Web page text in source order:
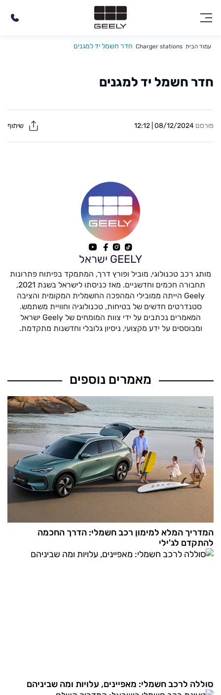
עמוד הבית Charger stations חדר חשמל יד למגנים
חדר חשמל יד למגנים
פורסם 08/12/2024 | 12:12
GEELY ישראל
מותג רכב טכנולוגי, מוביל ופורץ דרך, המתמקד בפיתוח פתרונות
תחבורה חכמים וחדשניים. מאז כניסתו לישראל בשנת 2021,
Geely הייתה ממובילי המהפכה החשמלית המקומית והציבה
סטנדרטים חדשים של בטיחות, טכנולוגיה וחוויית משתמש.
המאמרים נכתבים על ידי צוות המומחים של Geely ישראל
ומבוססים על ידע מקצועי, ניסיון גלובלי וחדשנות מתקדמת.
מאמרים נוספים
המדריך המלא למימון רכב חשמלי: הדרך החכמה
להתקדם לג'ילי
סוללה לרכב חשמלי: מאפיינים, עלויות ומה שביניהם